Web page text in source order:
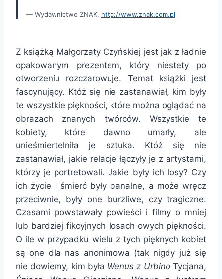
Wydawnictwo ZNAK, http://www.znak.com.pl
Z książką Małgorzaty Czyńskiej jest jak z ładnie
opakowanym prezentem, który niestety po
otworzeniu rozczarowuje. Temat książki jest
fascynujący. Któż się nie zastanawiał, kim były
te wszystkie piękności, które można oglądać na
obrazach znanych twórców. Wszystkie te
kobiety, które dawno umarły, ale
unieśmiertelniła je sztuka. Któż się nie
zastanawiał, jakie relacje łączyły je z artystami,
którzy je portretowali. Jakie były ich losy? Czy
ich życie i śmierć były banalne, a może wręcz
przeciwnie, były one burzliwe, czy tragiczne.
Czasami powstawały powieści i filmy o mniej
lub bardziej fikcyjnych losach owych piękności.
O ile w przypadku wielu z tych pięknych kobiet
są one dla nas anonimowa (tak nigdy już się
nie dowiemy, kim była Wenus z UrbinoTycjana,